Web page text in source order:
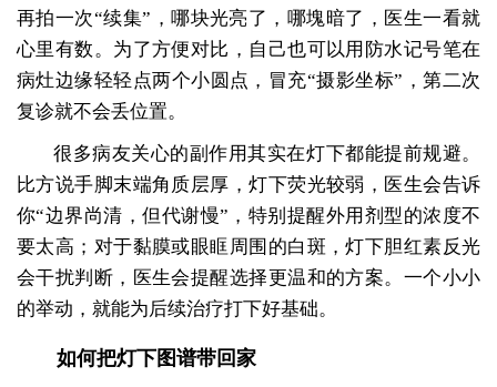
再拍一次“续集”，哪块光亮了，哪塊暗了，医生一看就
心里有数。为了方便对比，自己也可以用防水记号笔在
病灶边缘轻轻点两个小圆点，冒充“摄影坐标”，第二次
复诊就不会丢位置。
很多病友关心的副作用其实在灯下都能提前规避。
比方说手脚末端角质层厚，灯下荧光较弱，医生会告诉
你“边界尚清，但代谢慢”，特别提醒外用剂型的浓度不
要太高；对于黏膜或眼眶周围的白斑，灯下胆红素反光
会干扰判断，医生会提醒选择更温和的方案。一个小小
的举动，就能为后续治疗打下好基础。
如何把灯下图谱带回家